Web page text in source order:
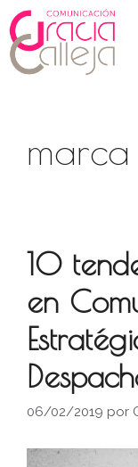
marca
10
en
06/02/2019 por